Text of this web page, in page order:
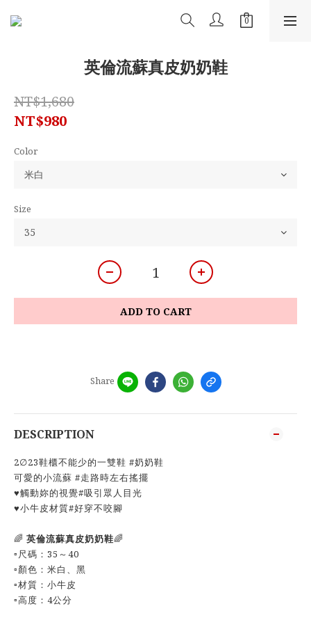
英倫流蘇真皮奶奶鞋
NT$1,680
NT$980
Color
Size
ADD TO CART
Share
DESCRIPTION
2∅23鞋櫃不能少的一雙鞋 #奶奶鞋
可愛的小流蘇 #走路時左右搖擺
♥️觸動妳的視覺#吸引眾人目光
♥️小牛皮材質#好穿不咬腳
🌈 英倫流蘇真皮奶奶鞋🌈
▫️尺碼：35～40
▫️顏色：米白、黑
▫️材質：小牛皮
▫️高度：4公分